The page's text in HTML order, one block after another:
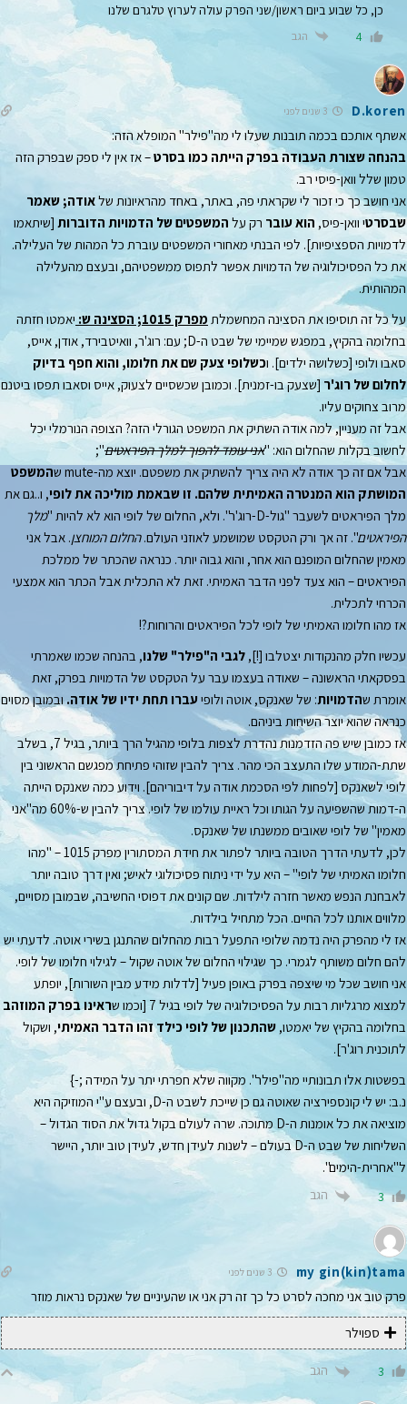
כן, כל שבוע ביום ראשון/שני הפרק עולה לערוץ טלגרם שלנו
4 הגב
D.koren
אשתף אותכם בכמה תובנות שעלו לי מה"פילר" המופלא הזה:
בהנחה שצורת העבודה בפרק הייתה כמו בסרט– אז אין לי ספק שבפרק הזה
טמון שלל וואן-פיסי רב.
אני חושב כך כי זכור לי שקראתי פה, באתר, באחד מהראיונות שלאודה; שאמר
שבסרטי וואן-פיס, הוא עובר רק על המשפטים של הדמויות הדוברות [שיתאמו
לדמויות הספציפיות]. לפי הבנתי מאחורי המשפטים עוברת כל המהות של העלילה.
את כל הפסיכולוגיה של הדמויות אפשר לתפוס ממשפטיהם, ובעצם מהעלילה
המהותית.
על כל זה תוסיפו את הסצינה המחשמלת מפרק 1015; הסצינה ש:
יאמטו חזתה
בחלומה בהקיץ, במפגש שמיימי של שבט ה-D; עם: רוג'ר, וואיטבירד, אודן, אייס,
סאבו ולופי [כשלושה ילדים]. וכשלופי צעק שם את חלומו, והוא חפף בדיוק
לחלום של רוג'ר [שצעק בו-זמנית]. וכמובן שכשסיים לצעוק, אייס וסאבו תפסו ביטנם
מרוב צחוקים עליו.
אבל זה מעניין, למה אודה השתיק את המשפט הגורלי הזה? הצופה הנורמלי יכל
לחשוב בקלות שהחלום הוא: "אני עומד להפוך למלך הפיראטים";
אבל אם זה כך אודה לא היה צריך להשתיק את משפטם. יוצא מה-mute ש
המשפט
המושתק הוא המנטרה האמיתית שלהם. זו שבאמת מוליכה את לופי, ו..גם את
מלך הפיראטים לשעבר "גול-D-רוג'ר". ולא, החלום של לופי הוא לא להיות "
מלך
הפיראטים". זה אך ורק הטקסט שמושמע לאוזני העולם.החלום המוחצן. אבל אני
מאמין שהחלום המופנם הוא אחר, והוא גבוה יותר. כנראה שהכתר של ממלכת
הפיראטים – הוא צעד לפני הדבר האמיתי. זאת לא התכלית אבל הכתר הוא אמצעי
הכרחי לתכלית.
אז מהו חלומו האמיתי של לופי לכל הפיראטים והרוחות?!
עכשיו חלק מהנקודות יצטלבו [!], לגבי ה"פילר" שלנו, בהנחה שכמו שאמרתי
בפסקאתי הראשונה – שאודה בעצמו עבר על הטקסט של הדמויות בפרק, זאת
אומרת שהדמויות: של שאנקס, אוטה ולופיעברו תחת ידיו של אודה.ובמובן מסוים
כנראה שהוא יוצר השיחות ביניהם.
אז כמובן שיש פה הזדמנות נהדרת לצפות בלופי מהגיל הרך ביותר, בגיל 7, בשלב
שתת-המודע שלו התעצב הכי מהר. צריך להבין שזוהי פתיחת מפגשם הראשוני בין
לופי לשאנקס [לפחות לפי הסכמת אודה על דיבוריהם]. וידוע כמה שאנקס הייתה
ה-דמות שהשפיעה על הגותו וכל ראיית עולמו של לופי. צריך להבין ש-60% מה"אני
מאמין" של לופי שאובים ממשנתו של שאנקס.
לכן, לדעתי הדרך הטובה ביותר לפתור את חידת המסתורין מפרק 1015 – "מהו
חלומו האמיתי של לופי" – היא על ידי ניתוח פסיכולוגי לאיש; ואין דרך טובה יותר
לאבחנת הנפש מאשר חזרה לילדות. שם קונים את דפוסי החשיבה, שבמובן מסויים,
מלווים אותנו לכל החיים. הכל מתחיל בילדות.
אז לי מהפרק היה נדמה שלופי התפעל רבות מהחלום שהתנגן בשירי אוטה. לדעתי יש
להם חלום משותף לגמרי. כך שגילוי החלום של אוטה שקול – לגילוי חלומו של לופי.
אני חושב שכל מי שיצפה בפרק באופן פעיל [לדלות מידע מבין השורות], יופתע
למצוא מרגליות רבות על הפסיכולוגיה של לופי בגיל 7 [וכמו ש
ראינו בפרק המוזהב
בחלומה בהקיץ של יאמטו, שהתכנון של לופי כילד זהו הדבר האמיתי, ושקול
לתוכנית רוג'ר].
בפשטות אלו תבונותיי מה"פילר". מקווה שלא חפרתי יתר על המידה ;-}
נ.ב: יש לי קונספירציה שאוטה גם כן שייכת לשבט ה-D, ובעצם ע"י המוזיקה היא
מוציאה את כל אומנות ה-D מתוכה. שרה לעולם בקול גדול את הסוד הגדול –
השליחות של שבט ה-D בעולם – לשנות לעידן חדש, לעידן טוב יותר, היישר
ל"אחרית-הימים".
3 הגב
my gin(kin)tama 3 שנים לפני
פרק טוב אני מחכה לסרט כל כך זה רק אני או שהעיניים של שאנקס נראות מוזר
ספוילר
3 הגב